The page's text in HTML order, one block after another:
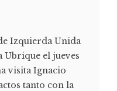
Izquierda Unida
Ubrique el jueves
visita Ignacio
tanto con la